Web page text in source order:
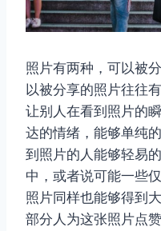
照片有两种，可以被
以被分享的照片往往
让别人在看到照片的
达的情绪，能够单纯
到照片的人能够轻易
中，或者说可能一些
照片同样也能够得到
部分人为这张照片点赞